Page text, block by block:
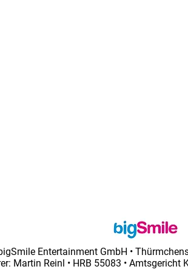
Entertainment GmbH •
Martin Reinl • HRB 55083 •